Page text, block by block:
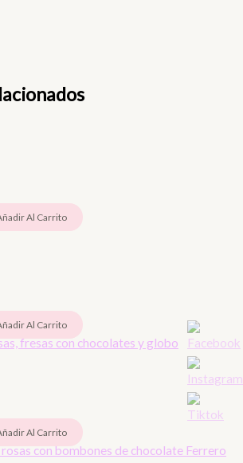
Al Carrito
Al Carrito
Al Carrito